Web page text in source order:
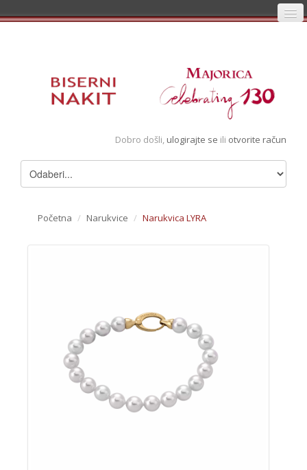
Registracija
Pregledani artikli
Dobro došli, ulogirajte se ili otvorite račun
Početna / Narukvice / Narukvica LYRA